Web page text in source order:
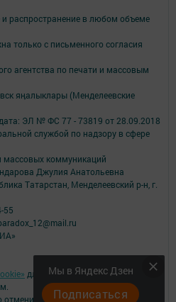
Мы в Яндекс Дзен
Подписаться
и распространение в любом объеме
только с письменного согласия
агентства по печати и массовым
яӊалыклары (Менделеевские
ЭЛ № ФС 77 - 73819 от 28.09.2018
службой по надзору в сфере
массовых коммуникаций
Джулия Анатольевна
Татарстан, Менделеевский р-н, г.
55
для персонализации сервисов и
в настройках браузера.